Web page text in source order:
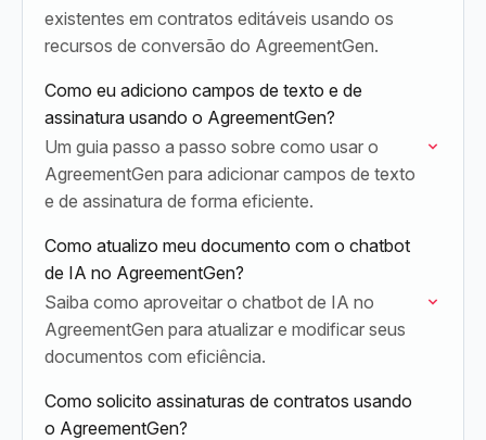
existentes em contratos editáveis usando os
recursos de conversão do AgreementGen.
Como eu adiciono campos de texto e de
assinatura usando o AgreementGen?
Um guia passo a passo sobre como usar o
AgreementGen para adicionar campos de texto
e de assinatura de forma eficiente.
Como atualizo meu documento com o chatbot
de IA no AgreementGen?
Saiba como aproveitar o chatbot de IA no
AgreementGen para atualizar e modificar seus
documentos com eficiência.
Como solicito assinaturas de contratos usando
o AgreementGen?